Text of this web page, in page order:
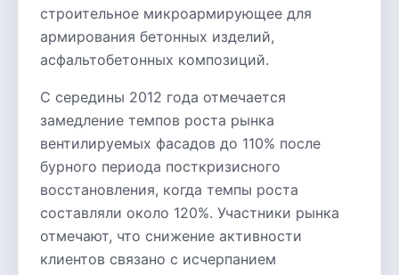
строительное микроармирующее для
армирования бетонных изделий,
асфальтобетонных композиций.
С середины 2012 года отмечается
замедление темпов роста рынка
вентилируемых фасадов до 110% после
бурного периода посткризисного
восстановления, когда темпы роста
составляли около 120%. Участники рынка
отмечают, что снижение активности
клиентов связано с исчерпанием